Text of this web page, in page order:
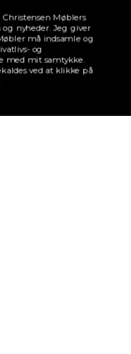
Møblers
nyheder. Jeg giver
må indsamle og
og
med mit samtykke.
ved at klikke på